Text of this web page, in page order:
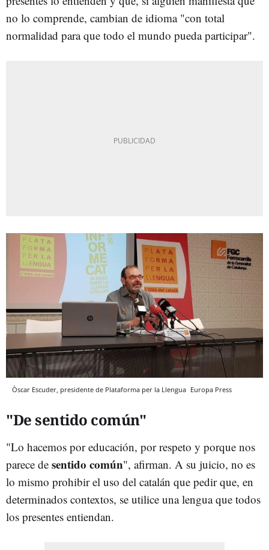
no lo comprende, cambian de idioma "con total
normalidad para que todo el mundo pueda participar".
Òscar Escuder, presidente de Plataforma per la Llengua Europa Press
"De sentido común"
"Lo hacemos por educación, por respeto y porque nos
parece de sentido común", afirman. A su juicio, no es
lo mismo prohibir el uso del catalán que pedir que, en
determinados contextos, se utilice una lengua que todos
los presentes entiendan.